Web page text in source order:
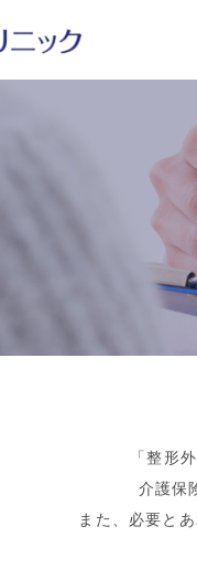
「整形
介護保
また、必要と